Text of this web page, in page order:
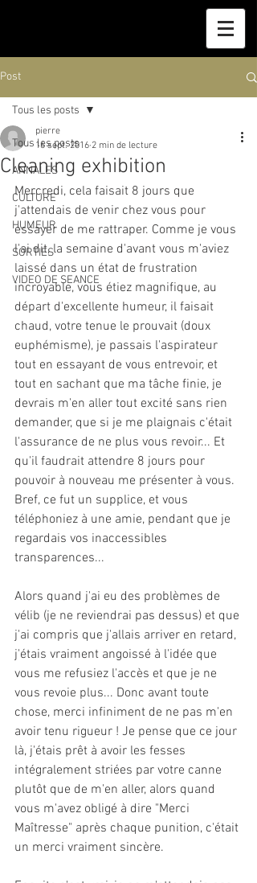
Post
Tous les posts
ANNALES
CULTURE
HUMEUR
SORTIES
VIDEO DE SEANCE
Tous les posts
Cleaning exhibition
pierre
16 sept. 2016 2 min de lecture
Mercredi, cela faisait 8 jours que
j'attendais de venir chez vous pour
essayer de me rattraper. Comme je vous
l'ai dit, la semaine d'avant vous m'aviez
laissé dans un état de frustration
incroyable, vous étiez magnifique, au
départ d'excellente humeur, il faisait
chaud, votre tenue le prouvait (doux
euphémisme), je passais l'aspirateur
tout en essayant de vous entrevoir, et
tout en sachant que ma tâche finie, je
devrais m'en aller tout excité sans rien
demander, que si je me plaignais c'était
l'assurance de ne plus vous revoir... Et
qu'il faudrait attendre 8 jours pour
pouvoir à nouveau me présenter à vous.
Bref, ce fut un supplice, et vous
téléphoniez à une amie, pendant que je
regardais vos inaccessibles
transparences...
Alors quand j'ai eu des problèmes de
vélib (je ne reviendrai pas dessus) et que
j'ai compris que j'allais arriver en retard,
j'étais vraiment angoissé à l'idée que
vous me refusiez l'accès et que je ne
vous revoie plus... Donc avant toute
chose, merci infiniment de ne pas m'en
avoir tenu rigueur ! Je pense que ce jour
là, j'étais prêt à avoir les fesses
intégralement striées par votre canne
plutôt que de m'en aller, alors quand
vous m'avez obligé à dire "Merci
Maîtresse" après chaque punition, c'était
un merci vraiment sincère.